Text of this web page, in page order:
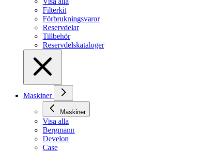
Filterkit
Förbrukningsvaror
Reservdelar
Tillbehör
Reservdelskataloger
Maskiner
Maskiner
Visa alla
Bergmann
Develon
Case